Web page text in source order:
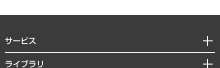
サービス
経営戦略
ライブラリ